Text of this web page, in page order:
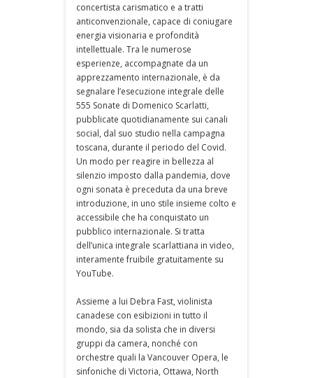
concertista carismatico e a tratti
anticonvenzionale, capace di coniugare
energia visionaria e profondità
intellettuale. Tra le numerose
esperienze, accompagnate da un
apprezzamento internazionale, è da
segnalare l’esecuzione integrale delle
555 Sonate di Domenico Scarlatti,
pubblicate quotidianamente sui canali
social, dal suo studio nella campagna
toscana, durante il periodo del Covid.
Un modo per reagire in bellezza al
silenzio imposto dalla pandemia, dove
ogni sonata è preceduta da una breve
introduzione, in uno stile insieme colto e
accessibile che ha conquistato un
pubblico internazionale. Si tratta
dell’unica integrale scarlattiana in video,
interamente fruibile gratuitamente su
YouTube.
Assieme a lui Debra Fast, violinista
canadese con esibizioni in tutto il
mondo, sia da solista che in diversi
gruppi da camera, nonché con
orchestre quali la Vancouver Opera, le
sinfoniche di Victoria, Ottawa, North